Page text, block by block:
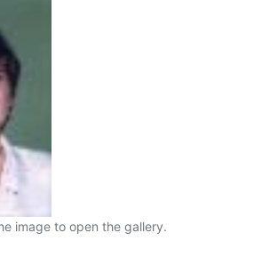
image to open the gallery.